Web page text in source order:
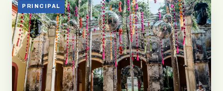
PRINCIPAL